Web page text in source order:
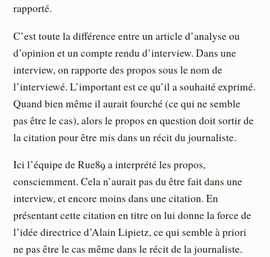
rapporté.
C’est toute la différence entre un article d’analyse ou
d’opinion et un compte rendu d’interview. Dans une
interview, on rapporte des propos sous le nom de
l’interviewé. L’important est ce qu’il a souhaité exprimé.
Quand bien même il aurait fourché (ce qui ne semble
pas être le cas), alors le propos en question doit sortir de
la citation pour être mis dans un récit du journaliste.
Ici l’équipe de Rue89 a interprété les propos,
consciemment. Cela n’aurait pas du être fait dans une
interview, et encore moins dans une citation. En
présentant cette citation en titre on lui donne la force de
l’idée directrice d’Alain Lipietz, ce qui semble à priori
ne pas être le cas même dans le récit de la journaliste.